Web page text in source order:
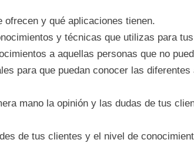
y qué aplicaciones tienen.
y técnicas que utilizas para
a aquellas personas que no
para que puedan conocer las
mano la opinión y las dudas de tus
de tus clientes y el nivel de